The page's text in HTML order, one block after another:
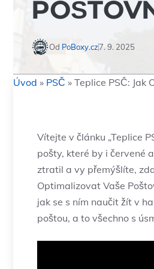
Od PoBoxy.cz7. 9. 2025
Úvod » PSČ » Teplice PSČ: Jak
Vítejte v článku „Teplice
pošty, které by i červené
ztratil a vy přemýšlíte,
Optimalizovat Vaše
jak se s ním naučit žít v
poštou, a to všechno s